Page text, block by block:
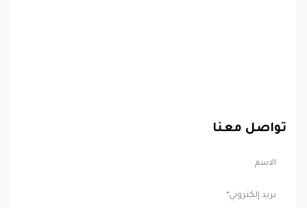
تواصل معنا